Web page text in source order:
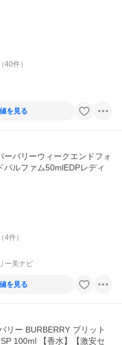
40件）
を見る
ーバリーウィークエンドフォ
パルファム50mlEDPレディ
4件）
ー美ナビ
を見る
リー BURBERRY ブリット
100ml 【香水】【激安セ